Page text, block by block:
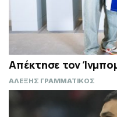
Απέκτησε τον
ΑΛΕΞΗΣ ΓΡΑΜΜΑΤΙΚΟΣ